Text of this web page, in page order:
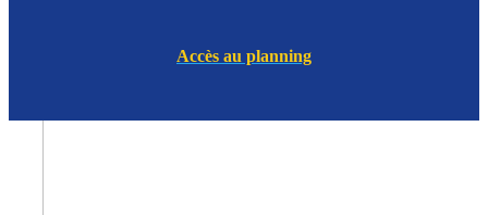
Accès au planning